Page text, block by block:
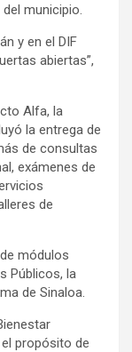
municipio.
y en el DIF
abiertas”,
Alfa, la
la entrega de
de consultas
exámenes de
de
módulos
Públicos, la
de Sinaloa.
propósito de